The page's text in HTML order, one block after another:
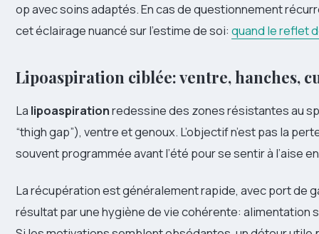
op avec soins adaptés. En cas de questionnement
cet éclairage nuancé sur l’estime de soi: quand le reflet
Lipoaspiration ciblée: ventre, hanches,
La lipoaspirationredessine des zones résistantes au
“thigh gap”), ventre et genoux. L’objectif n’est pas la
souvent programmée avant l’été pour se sentir à l’aise
La récupération est généralement rapide, avec port de
résultat par une hygiène de vie cohérente: